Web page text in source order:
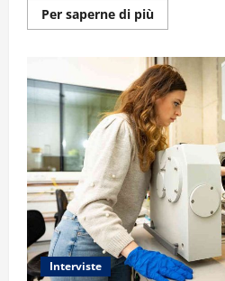
Per saperne di piùUlteriori
informazioni
IL
PERICOLO
INVISIBILE.
INTERVISTA
A
FIORELLA
BELPOGGI
Interviste